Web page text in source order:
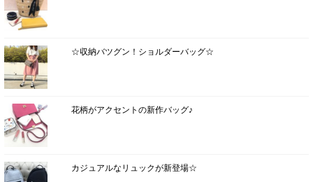
☆収納バツグン！ショルダーバッグ☆
花柄がアクセントの新作バッグ♪
カジュアルなリュックが新登場☆